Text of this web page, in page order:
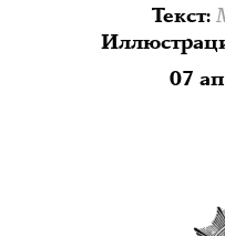
Текст:
07